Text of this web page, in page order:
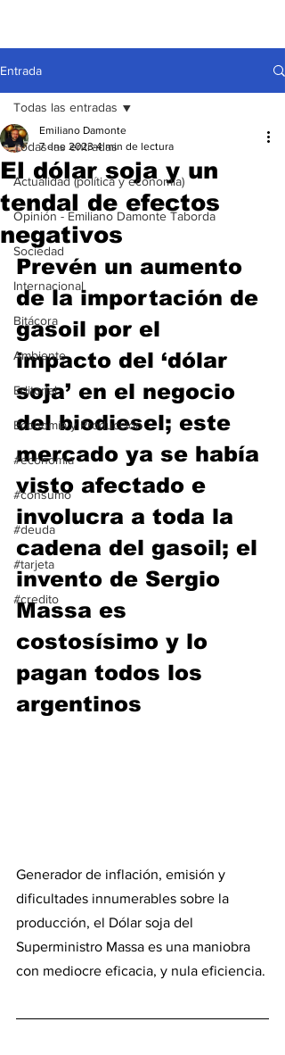
Entrada
Todas las entradas
Actualidad (política y economía)
Opinión - Emiliano Damonte Taborda
Sociedad
Internacional
Bitácora
Ambiente
Editorial
Economía y Producción
#economia
#consumo
#deuda
#tarjeta
#credito
Todas las entradas
El dólar soja y un
tendal de efectos
negativos
Emiliano Damonte
7 ene 2023 4 min de lectura
Prevén un aumento
de la importación de
gasoil por el
impacto del ‘dólar
soja’ en el negocio
del biodiesel; este
mercado ya se había
visto afectado e
involucra a toda la
cadena del gasoil; el
invento de Sergio
Massa es
costosísimo y lo
pagan todos los
argentinos
Generador de inflación, emisión y
dificultades innumerables sobre la
producción, el Dólar soja del
Superministro Massa es una maniobra
con mediocre eficacia, y nula eficiencia.